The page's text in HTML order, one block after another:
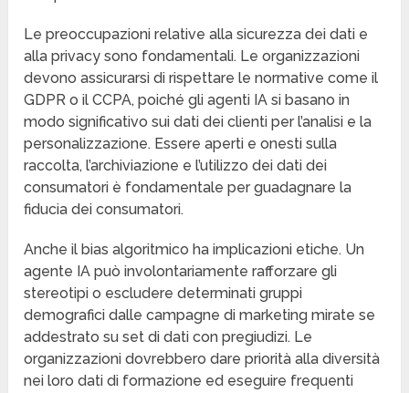
Le preoccupazioni relative alla sicurezza dei dati e
alla privacy sono fondamentali. Le organizzazioni
devono assicurarsi di rispettare le normative come il
GDPR o il CCPA, poiché gli agenti IA si basano in
modo significativo sui dati dei clienti per l’analisi e la
personalizzazione. Essere aperti e onesti sulla
raccolta, l’archiviazione e l’utilizzo dei dati dei
consumatori è fondamentale per guadagnare la
fiducia dei consumatori.
Anche il bias algoritmico ha implicazioni etiche. Un
agente IA può involontariamente rafforzare gli
stereotipi o escludere determinati gruppi
demografici dalle campagne di marketing mirate se
addestrato su set di dati con pregiudizi. Le
organizzazioni dovrebbero dare priorità alla diversità
nei loro dati di formazione ed eseguire frequenti